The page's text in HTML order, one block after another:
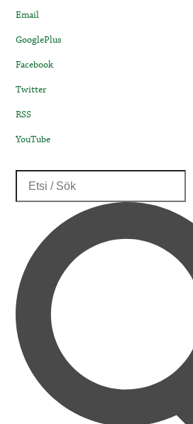
Email
GooglePlus
Facebook
Twitter
RSS
YouTube